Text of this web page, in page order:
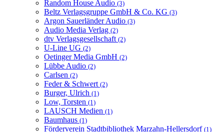
Random House Audio (3)
Beltz Verlagsgruppe GmbH & Co. KG (3)
Argon Sauerländer Audio (3)
Audio Media Verlag (2)
dtv Verlagsgesellschaft (2)
U-Line UG (2)
Oetinger Media GmbH (2)
Lübbe Audio (2)
Carlsen (2)
Feder & Schwert (2)
Burger, Ulrich (1)
Low, Torsten (1)
LAUSCH Medien (1)
Baumhaus (1)
Förderverein Stadtbibliothek Marzahn-Hellersdorf (1)